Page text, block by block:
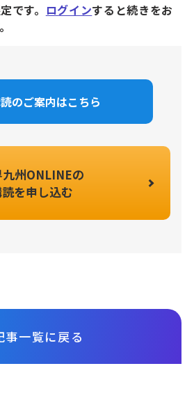
です。 ログインすると続きをお
のご案内はこちら
九州ONLINEの
を申し込む
事一覧に戻る